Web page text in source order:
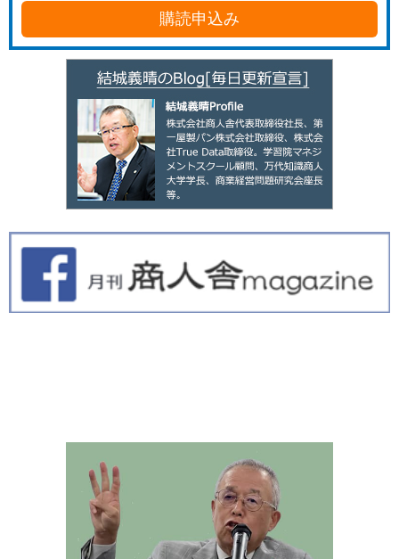
購読申込み